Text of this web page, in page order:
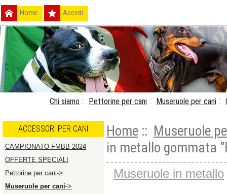
Home Accedi
Chi siamo :: Pettorine per cani :: Museruole per cani ::
ACCESSORI PER CANI
CAMPIONATO FMBB 2024
OFFERTE SPECIALI
Pettorine per cani->
Museruole per cani->
Home :: Museruole
in metallo gommata
Museruole in metallo